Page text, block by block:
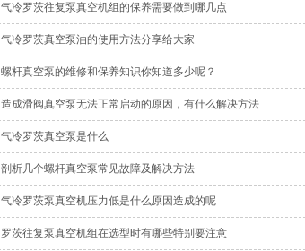
气冷罗茨往复泵真空机组的保养需要做到哪几点
气冷罗茨真空泵油的使用方法分享给大家
螺杆真空泵的维修和保养知识你知道多少呢？
造成滑阀真空泵无法正常启动的原因，有什么解决方法
气冷罗茨真空泵是什么
剖析几个螺杆真空泵常见故障及解决方法
气冷罗茨泵真空机压力低是什么原因造成的呢
罗茨往复泵真空机组在选型时有哪些特别要注意